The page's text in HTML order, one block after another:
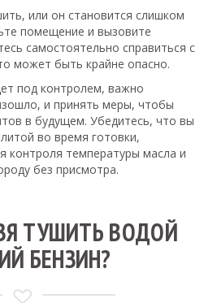
или он становится слишком
помещение и вызовите
самостоятельно справиться с
может быть крайне опасно.
под контролем, важно
и принять меры, чтобы
в будущем. Убедитесь, что вы
во время готовки,
контроля температуры масла и
без присмотра.
ТУШИТЬ ВОДОЙ
БЕНЗИН?